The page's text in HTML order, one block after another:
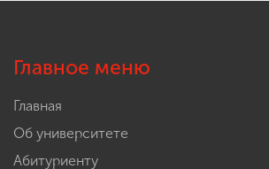
Главное меню
Главная
Об университете
Абитуриенту